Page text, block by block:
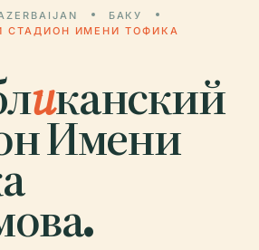
БАКУ
СТАДИОН ИМЕНИ ТОФИКА
иканский
Имени